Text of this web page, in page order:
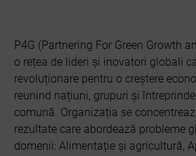
P4G (Partnering For Green Growth
o rețea de lideri și inovatori globali
revoluționare pentru o creștere
reunind națiuni, grupuri și
comună. Organizația se
rezultate care abordează probleme
domenii: Alimentație și agricultură,